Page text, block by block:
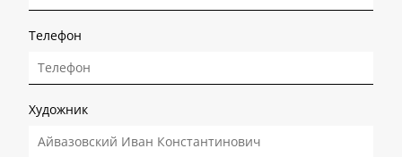
Телефон
Художник